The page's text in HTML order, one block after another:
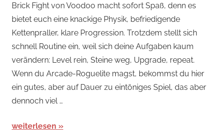
Arcade-
Spiele,
Arcade-
Spiele,
Arcade-
Spiele
Brick Fight von Voodoo macht sofort Spaß, denn es
bietet euch eine knackige Physik, befriedigende
Kettenpraller, klare Progression. Trotzdem stellt sich
schnell Routine ein, weil sich deine Aufgaben kaum
verändern: Level rein, Steine weg, Upgrade, repeat.
Wenn du Arcade-Roguelite magst, bekommst du hier
ein gutes, aber auf Dauer zu eintöniges Spiel, das aber
dennoch viel …
weiterlesen